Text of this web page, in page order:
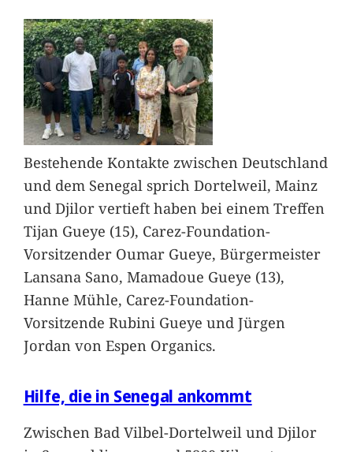
Bestehende Kontakte zwischen Deutschland
und dem Senegal sprich Dortelweil, Mainz
und Djilor vertieft haben bei einem Treffen
Tijan Gueye (15), Carez-Foundation-
Vorsitzender Oumar Gueye, Bürgermeister
Lansana Sano, Mamadoue Gueye (13),
Hanne Mühle, Carez-Foundation-
Vorsitzende Rubini Gueye und Jürgen
Jordan von Espen Organics.
Hilfe, die in Senegal ankommt
Zwischen Bad Vilbel-Dortelweil und Djilor